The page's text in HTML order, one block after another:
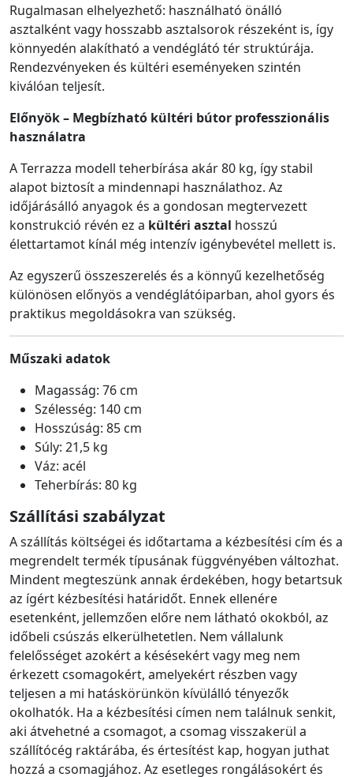
Rugalmasan elhelyezhető: használható önálló
asztalként vagy hosszabb asztalsorok részeként is, így
könnyedén alakítható a vendéglátó tér struktúrája.
Rendezvényeken és kültéri eseményeken szintén
kiválóan teljesít.
Előnyök – Megbízható kültéri bútor professzionális
használatra
A Terrazza modell teherbírása akár 80 kg, így stabil
alapot biztosít a mindennapi használathoz. Az
időjárásálló anyagok és a gondosan megtervezett
konstrukció révén ez a kültéri asztal hosszú
élettartamot kínál még intenzív igénybevétel mellett is.
Az egyszerű összeszerelés és a könnyű kezelhetőség
különösen előnyös a vendéglátóiparban, ahol gyors és
praktikus megoldásokra van szükség.
Műszaki adatok
Magasság: 76 cm
Szélesség: 140 cm
Hosszúság: 85 cm
Súly: 21,5 kg
Váz: acél
Teherbírás: 80 kg
Szállítási szabályzat
A szállítás költségei és időtartama a kézbesítési cím és a
megrendelt termék típusának függvényében változhat.
Mindent megteszünk annak érdekében, hogy betartsuk
az ígért kézbesítési határidőt. Ennek ellenére
esetenként, jellemzően előre nem látható okokból, az
időbeli csúszás elkerülhetetlen. Nem vállalunk
felelősséget azokért a késésekért vagy meg nem
érkezett csomagokért, amelyekért részben vagy
teljesen a mi hatáskörünkön kívülálló tényezők
okolhatók. Ha a kézbesítési címen nem találnuk senkit,
aki átvehetné a csomagot, a csomag visszakerül a
szállítócég raktárába, és értesítést kap, hogyan juthat
hozzá a csomagjához. Az esetleges rongálásokért és